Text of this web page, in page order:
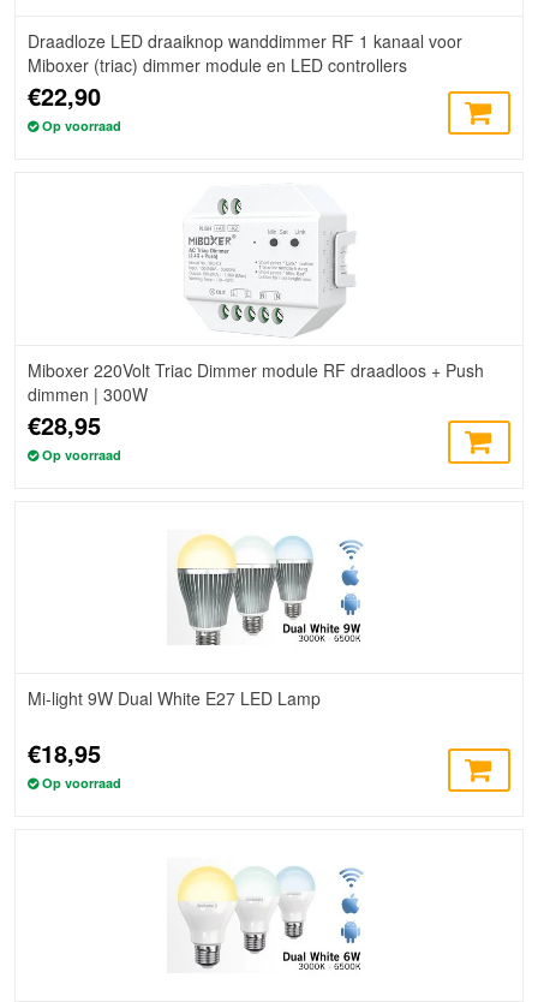
Draadloze LED draaiknop wanddimmer RF 1 kanaal voor
Miboxer (triac) dimmer module en LED controllers
€22,90
Op voorraad
Miboxer 220Volt Triac Dimmer module RF draadloos + Push
dimmen | 300W
€28,95
Op voorraad
Mi-light 9W Dual White E27 LED Lamp
€18,95
Op voorraad